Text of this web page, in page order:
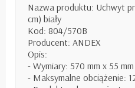
Nazwa produktu: Uchwyt
cm) biały
Kod: 804/570B
Producent: ANDEX
Opis:
- Wymiary: 570 mm x 55
- Maksymalne obciążenie: